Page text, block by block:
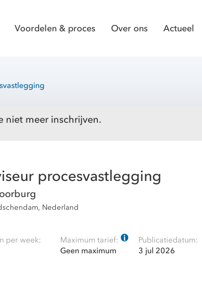
Voordelen & proces Over ons Actueel
niet meer inschrijven.
procesvastlegging
Nederland
per week:
Maximum tarief:
Geen maximum
Publicatiedatum:
3 jul 2026